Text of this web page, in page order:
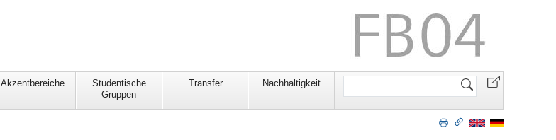
Akzentbereiche
Studentische
Gruppen
Transfer Nachhaltigkeit
Website